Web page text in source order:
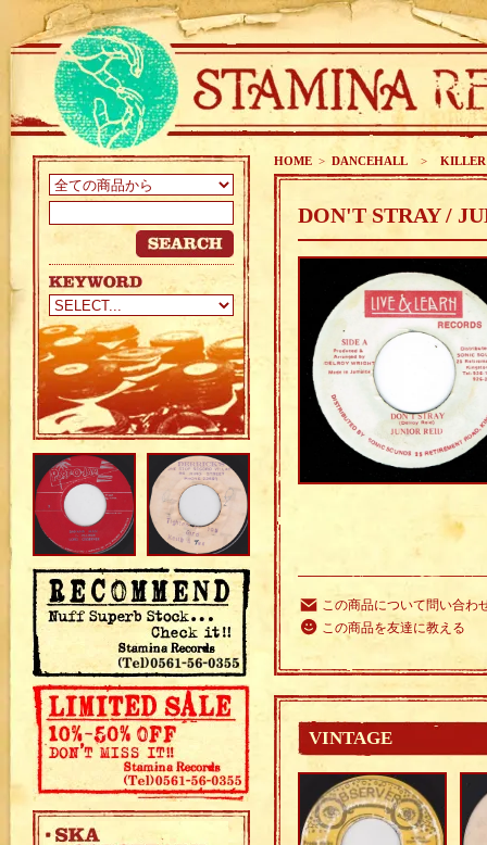
HOME > DANCEHALL > KILLER
DON'T STRAY /
この商品について問い合わ
この商品を友達に教える
VINTAGE